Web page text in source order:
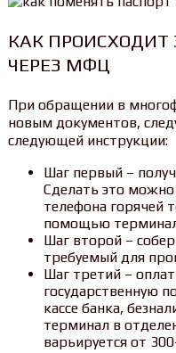
КАК
ЧЕРЕЗ МФЦ
При обращении в
новым документов,
следующей инструкции:
Шаг первый –
Сделать это
телефона горячей
помощью
Шаг второй –
требуемый для
Шаг третий –
государственную
кассе банка,
терминал в
варьируется от